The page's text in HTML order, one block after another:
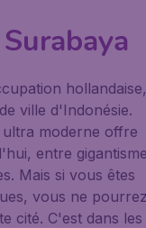
hollandaise,
ville d'Indonésie.
moderne offre
entre
Mais si vous êtes
vous ne
cité. C'est dans les